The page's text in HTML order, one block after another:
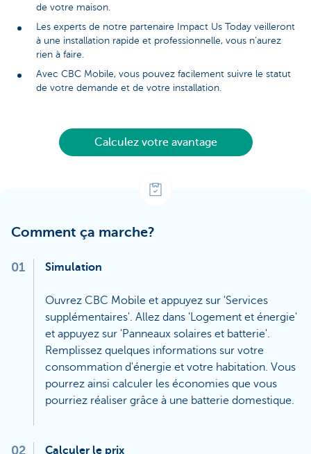
de votre maison.
Les experts de notre partenaire Impact Us Today veilleront
à une installation rapide et professionnelle, vous n'aurez
rien à faire.
Avec CBC Mobile, vous pouvez facilement suivre le statut
de votre demande et de votre installation.
Calculez votre avantage
Comment ça marche?
01 Simulation
Ouvrez CBC Mobile et appuyez sur 'Services
supplémentaires'. Allez dans 'Logement et énergie'
et appuyez sur 'Panneaux solaires et batterie'.
Remplissez quelques informations sur votre
consommation d'énergie et votre habitation. Vous
pourrez ainsi calculer les économies que vous
pourriez réaliser grâce à une batterie domestique.
02 Calculer le prix